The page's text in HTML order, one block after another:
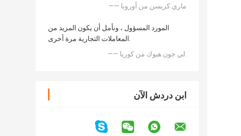
—— ماري كريسن من أوروبا
المورد المسؤول ، ونأمل أن يكون المزيد من
المعاملات التجارية مرة أخرى.
—— لي جون هيوك من كوريا.
ابن دردش الآن